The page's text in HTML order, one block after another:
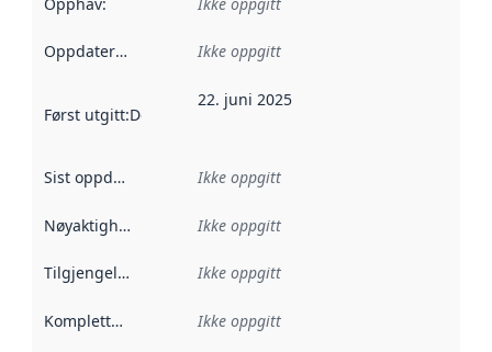
Oppdateringsfrekvens :
Ikke oppgitt
Først utgitt:Denne datoen sier når dataene i dette
22. juni 2025
Sist oppdatert Ikke oppgitt
Nøyaktighet Ikke oppgitt
Tilgjengelighet Ikke oppgitt
Kompletthet Ikke oppgitt